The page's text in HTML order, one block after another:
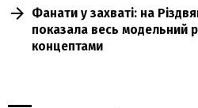
Фанати у захваті: на
показала весь модельний
концептами